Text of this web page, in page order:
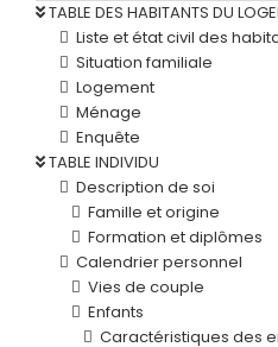
TABLE DES HABITANTS DU
Liste et état civil des
Situation familiale
Logement
Ménage
Enquête
TABLE INDIVIDU
Description de soi
Famille et origine
Formation et diplômes
Calendrier personnel
Vies de couple
Enfants
Caractéristiques des